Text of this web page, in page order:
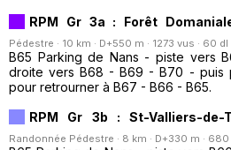
RPM Gr 3a : Forêt
Pédestre · 10 km · D+550 m · 1273 vus · 60 dl
B65 Parking de Nans - piste vers
droite vers B68 - B69 - B70 - puis
pour retrourner à B67 - B66 - B65.
RPM Gr 3b : St-Valliers-
Randonnée Pédestre · 8 km · D+330 m · 680